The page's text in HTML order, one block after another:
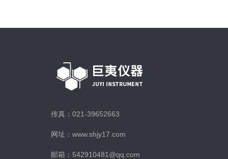
传真：021-39652663
网址：www.shjy17.com
邮箱：542910481@qq.com